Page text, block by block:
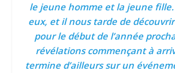
le jeune homme et la jeune
eux, et il nous tarde de
pour le début de l’année
révélations commençant à
termine d’ailleurs sur un